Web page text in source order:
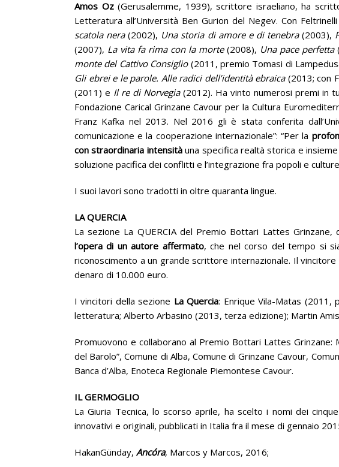
Amos Oz(Gerusalemme, 1939), scrittore israeliano, ha
Letteratura all’Università Ben Gurion del Negev. Con
scatola nera(2002), Una storia di amore e di tenebra(2003),
(2007), La vita fa rima con la morte(2008), Una pace perfetta
monte del Cattivo Consiglio(2011, premio Tomasi di
Gli ebrei e le parole. Alle radici dell’identità ebraica(2013; con
(2011) e Il re di Norvegia(2012). Ha vinto numerosi premi in
Fondazione Carical Grinzane Cavour per la Cultura
Franz Kafka nel 2013. Nel 2016 gli è stata conferita
comunicazione e la cooperazione internazionale”: “Per la
con straordinaria intensitàuna specifica realtà storica e insieme
soluzione pacifica dei conflitti e l’integrazione fra popoli e
I suoi lavori sono tradotti in oltre quaranta lingue.
LA QUERCIA
La sezione La QUERCIA del Premio Bottari Lattes
l’opera di un autore affermato, che nel corso del tempo si
riconoscimento a un grande scrittore internazionale. Il
denaro di 10.000 euro.
I vincitori della sezione La Quercia: Enrique Vila-Matas (2011,
letteratura; Alberto Arbasino (2013, terza edizione); Martin
Promuovono e collaborano al Premio Bottari Lattes Grinzane:
del Barolo”, Comune di Alba, Comune di Grinzane Cavour,
Banca d’Alba, Enoteca Regionale Piemontese Cavour.
IL GERMOGLIO
La Giuria Tecnica, lo scorso aprile, ha scelto i nomi dei
innovativi e originali, pubblicati in Italia fra il mese di gennaio
HakanGünday, Ancóra, Marcos y Marcos, 2016;